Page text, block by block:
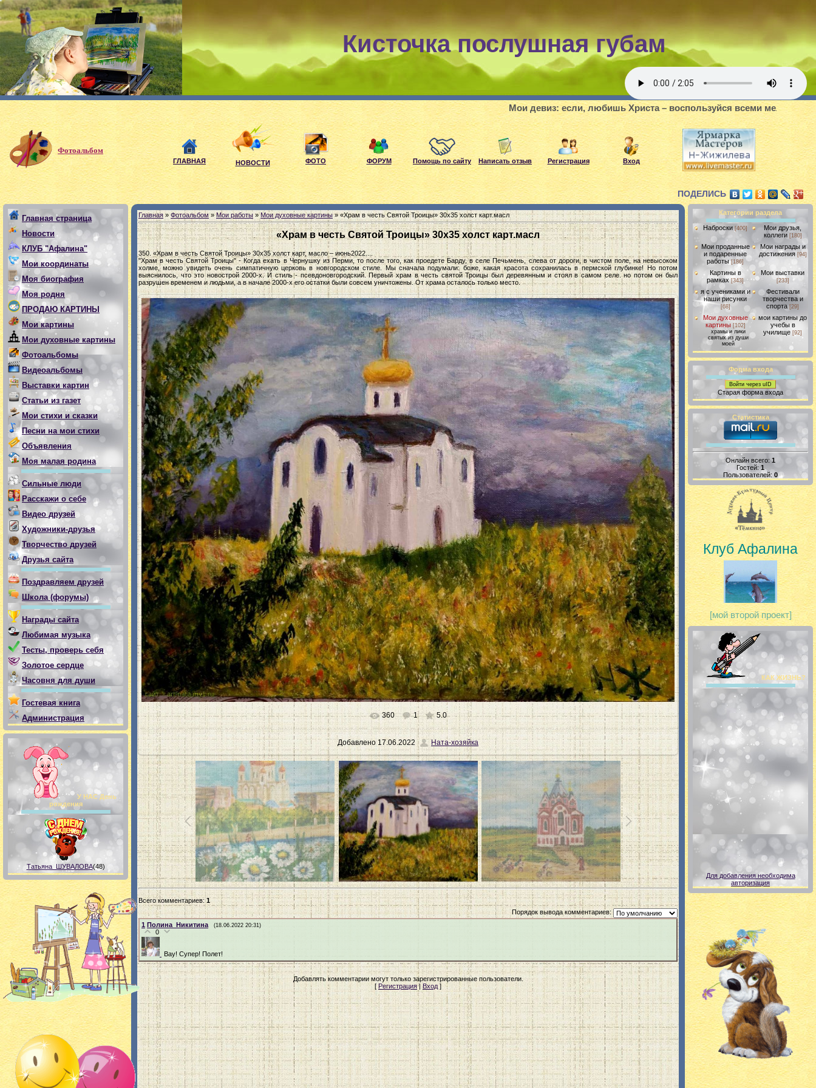
Кисточка послушная губам
Мои девиз: если, любишь Христа – воспользуйся всеми мелочами делать
Фотоальбом
ГЛАВНАЯ НОВОСТИ ФОТО ФОРУМ Помощь по сайту Написать отзыв Регистрация Вход
ПОДЕЛИСЬ
Главная страница
Новости
КЛУБ "Афалина"
Мои координаты
Моя биография
Моя родня
ПРОДАЮ КАРТИНЫ
Мои картины
Мои духовные картины
Фотоальбомы
Видеоальбомы
Выставки картин
Статьи из газет
Мои стихи и сказки
Песни на мои стихи
Объявления
Моя малая родина
Сильные люди
Расскажи о себе
Видео друзей
Художники-друзья
Творчество друзей
Друзья сайта
Поздравляем друзей
Школа (форумы)
Награды сайта
Любимая музыка
Тесты, проверь себя
Золотое сердце
Часовня для души
Гостевая книга
Администрация
У НАС День
рождения
Татьяна_ШУВАЛОВА(48)
Главная » Фотоальбом»Мои работы »Мои духовные картины» «Храм в честь Святой Троицы» 30х35 холст карт.масл
«Храм в честь Святой Троицы» 30х35 холст карт.масл
350. «Храм в честь Святой Троицы» 30х35 холст карт, масло – июнь2022....
"Храм в честь Святой Троицы" - Когда ехать в Чернушку из Перми, то после того, как проедете Барду, в селе Печьмень, слева от дороги, в чистом поле, на невысоком
холме, можно увидеть очень симпатичную церковь в новгородском стиле. Мы сначала подумали: боже, какая красота сохранилась в пермской глубинке! Но потом
выяснилось, что это новострой 2000-х. И стиль - псевдоновгородский. Первый храм в честь святой Троицы был деревянным и стоял в самом селе. но потом он был
разрушен временем и людьми, а в начале 2000-х его остатки были совсем уничтожены. От храма осталось только место.
360 1 5.0
Добавлено 17.06.2022 Ната-хозяйка
Всего комментариев:1
Порядок вывода комментариев:
1 Полина_Никитина (18.06.2022 20:31)
0
Вау! Супер! Полет!
Добавлять комментарии могут только зарегистрированные пользователи.
[ Регистрация|Вход ]
Категории раздела
Наброски [400]
Мои друзья,
коллеги [180]
Мои проданные
и подаренные
работы [186]
Мои награды и
достижения [94]
Картины в
рамках [343]
Мои выставки
[233]
я с учениками и
наши рисунки
[68]
Фестивали
творчества и
спорта [29]
Мои духовные
картины [102]
храмы и лики
святых из души
моей
мои картины до
учебы в
училище [92]
Форма входа
Войти через uID
Старая форма входа
Статистика
Онлайн всего:1
Гостей: 1
Пользователей: 0
Клуб Афалина
[мой второй проект]
КАК ЖИЗНЬ?
Для добавления необходима
авторизация